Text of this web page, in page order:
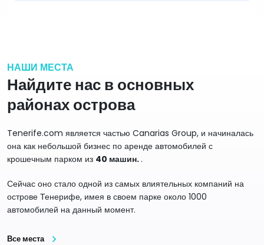
НАШИ МЕСТА
Найдите нас в основных
районах острова
Tenerife.com является частью Canarias Group, и начиналась
она как небольшой бизнес по аренде автомобилей с
крошечным парком из 40 машин..
Сейчас оно стало одной из самых влиятельных компаний на
острове Тенерифе, имея в своем парке около 1000
автомобилей на данный момент.
Все места